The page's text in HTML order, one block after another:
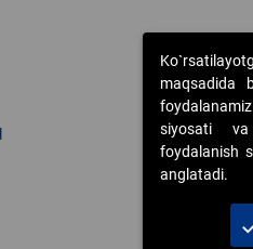
maqsadida
siyosati va
foydalanish
anglatadi.